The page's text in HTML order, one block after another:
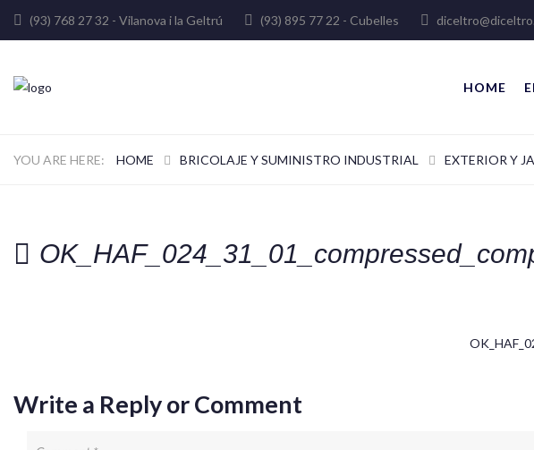
(93) 768 27 32 - Vilanova i la Geltrú (93) 895 77 22 - Cubelles
HOME
HOME BRICOLAJE Y SUMINISTRO INDUSTRIAL EXTERIOR Y
Write a Reply or Comment